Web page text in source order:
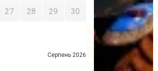
Серпень 2026
27 28 29 30